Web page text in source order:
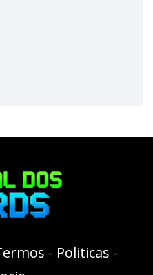
- Politicas -